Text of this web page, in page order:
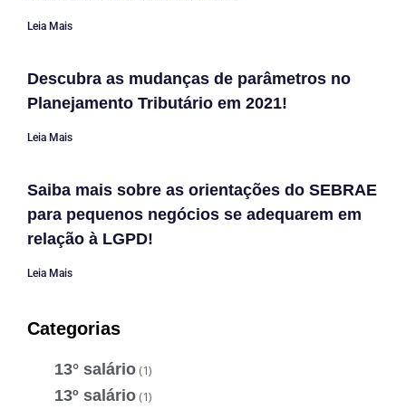
Leia Mais
Descubra as mudanças de parâmetros no
Planejamento Tributário em 2021!
Leia Mais
Saiba mais sobre as orientações do SEBRAE
para pequenos negócios se adequarem em
relação à LGPD!
Leia Mais
Categorias
13° salário (1)
13º salário (1)